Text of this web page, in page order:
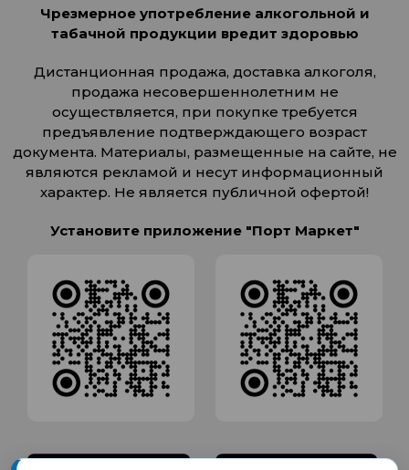
Чрезмерное употребление алкогольной и
табачной продукции вредит здоровью
Дистанционная продажа, доставка алкоголя,
продажа несовершеннолетним не
осуществляется, при покупке требуется
предъявление подтверждающего возраст
документа. Материалы, размещенные на сайте, не
являются рекламой и несут информационный
характер. Не является публичной офертой!
Установите приложение "Порт Маркет"